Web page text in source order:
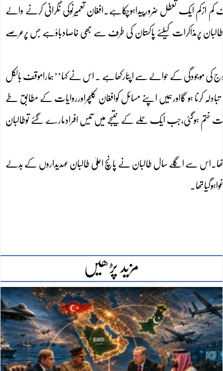
ایک تعطل ضرورپیداہوچکاہے۔افغان تعمیرنوکی نگرانی کرنے والے
کاافغانستان کے 60فیصد حصے پرقبضہ ہے۔تاہم طالبان پرمذاکرات کیلئے پاکستان کی طرف سے بھی خاصادباؤہے جس پرعرصے
کی موجودگی کے حوالے سے اپنارکھاہے ۔ اس نے کہا’’ہماراموقف بالکل
کرنا ہو گااورہمیں اپنے مسائل کوافغان کلچراورروایات کے مطابق طے
ختم ہوگئی،جب ایک حملے کے نتیجے میں تیس افرادمارے گئے توطالبان
کیا تھا۔اس سے اگلے سال طالبان نے پانچ اعلیٰ طالبان عہدیداروں کے بدلے
مزید پڑھیں